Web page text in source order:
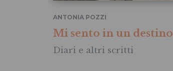
ANTONIA POZZI
Mi sento in un destino
Diari e altri scritti